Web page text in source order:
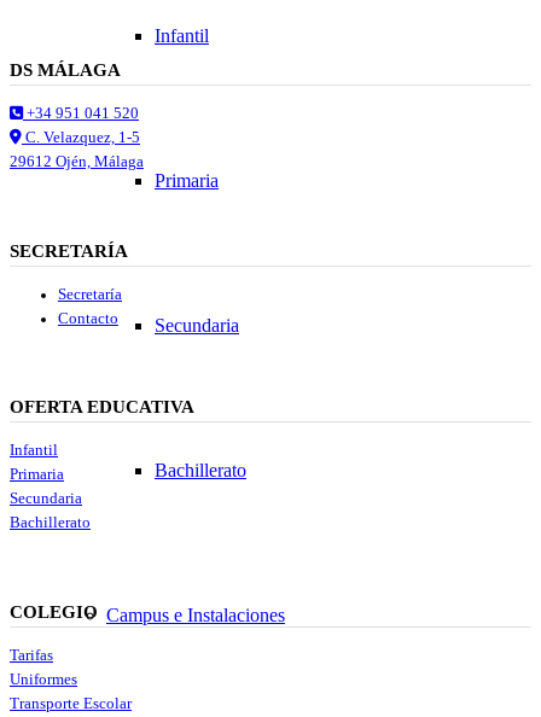
Infantil
Primaria
Secundaria
Bachillerato
Campus e Instalaciones
DS MÁLAGA
+34 951 041 520
C. Velazquez, 1-5
29612 Ojén, Málaga
SECRETARÍA
Secretaría
Contacto
OFERTA EDUCATIVA
Infantil
Primaria
Secundaria
Bachillerato
COLEGIO
Tarifas
Uniformes
Transporte Escolar